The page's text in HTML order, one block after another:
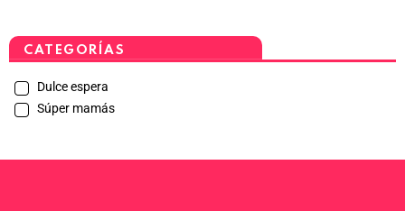
CATEGORÍAS
Dulce espera
Súper mamás